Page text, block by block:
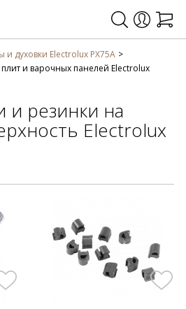
и духовки Electrolux PX75A
и варочных панелей Electrolux
и резинки на
Electrolux